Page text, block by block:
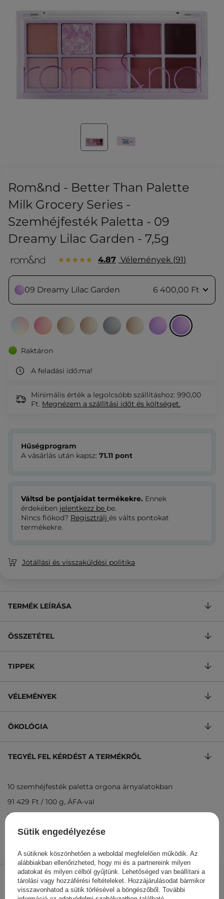
Rom&nd - Better Than Palette
Milk Grocery Series -
Szemhéjfesték Paletta - 09
Dreamy Lilac Garden - 7,5g
4.87 Vélemények 91
09 Dreamy Lilac Garden 6 400,00 Ft
Raktáron
A feladási idő:ma!
Minimális érték a legolcsóbb szállításhoz: 990,00
Ft. Megnézem a szállítási időt és költséget.
6 400 Ft /db.
KOSÁRBA
Hűségprogram
A vásárlás után kapsz: 71.11 pont
Váltsd be pontjaidat termékekre. Ennek
érdekében jelentkezz be be.
Nincs fiókod? Regisztrálj és válts pontokat
termékekre.
Jótállási és visszaküldési politika
TERMÉK LEÍRÁSA
ÖSSZETÉTEL
TIPPEK
VÉLEMÉNYEK
ÖKOLÓGIA
TEGYÉL FEL KÉRDÉST A TERMÉKRŐL
10 szemhéjfesték paletta orgona árnyalatokban
91 429 Ft / 100 g, ÁFA-val
Termékkód: 16043
Sütik engedélyezése
A sütiknek köszönhetően a weboldal megfelelően működik. Az
alábbiakban ellenőrizheted, hogy mi és a partnereink milyen
adatokat és milyen célból gyűjtünk. Lehetőséged van beállítani a
tárolási vagy hozzáférési feltételeket. Hozzájárulásodat bármikor
visszavonhatod a sütik törlésével a böngészőből. További